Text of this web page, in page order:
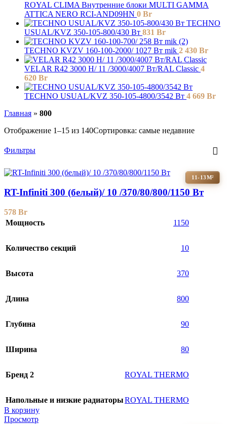
ROYAL CLIMA Внутренние блоки MULTI GAMMA
ATTICA NERO RCI-AND09HN 0 Br
TECHNO
USUAL/KVZ 350-105-800/430 Вт 831 Br
TECHNO KVZV 160-100-2000/ 1027 Вт mik 2 430 Br
VELAR R42 3000 H/ 11 /3000/4007 Вт/RAL Classic 4
620 Br
TECHNO USUAL/KVZ 350-105-4800/3542 Вт 4 669 Br
Главная » 800
Отображение 1–15 из 140Сортировка: самые недавние
Фильтры
11-13М²
RT-Infiniti 300 (белый)/ 10 /370/80/800/1150 Вт
578 Br
Мощность
1150
Количество секций 10
Высота 370
Длина 800
Глубина 90
Ширина 80
Бренд 2 ROYAL THERMO
Напольные и низкие радиаторыROYAL THERMO
В корзину
Просмотр